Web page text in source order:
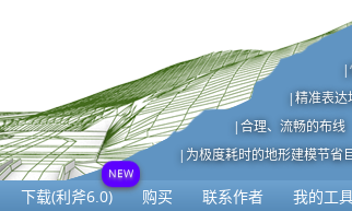
|
|精准表达
|合理、流畅的布线
|为极度耗时的地形建模节省
下载(利斧6.0) 购买 联系作者 我的工